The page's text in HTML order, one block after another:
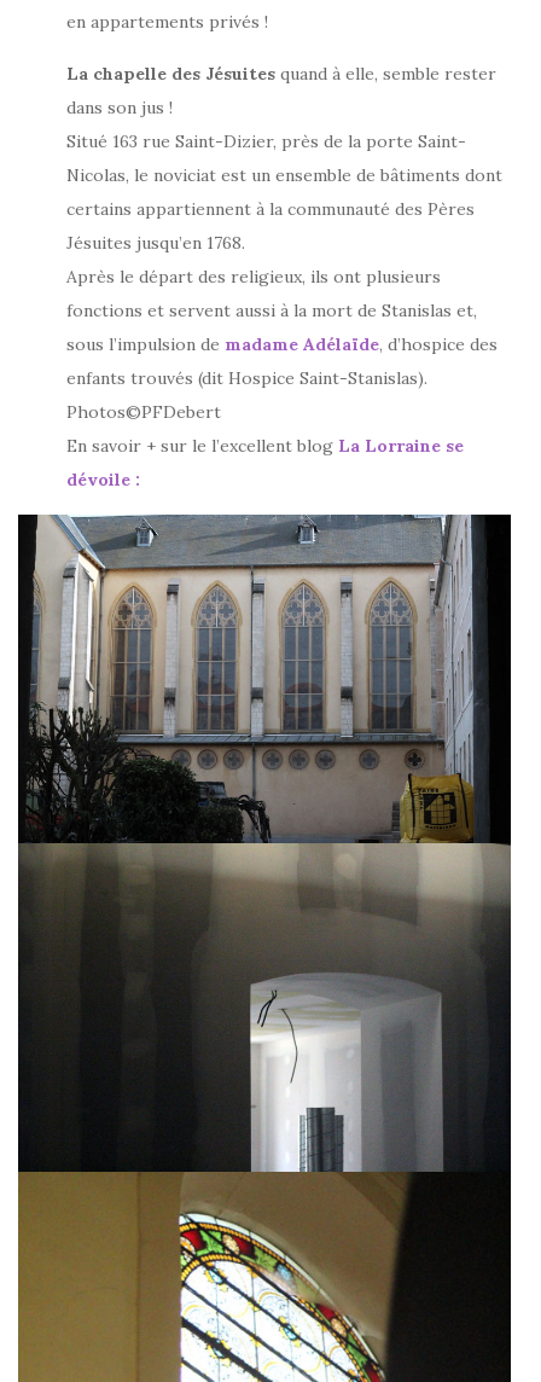
en appartements privés !
La chapelle des Jésuites quand à elle, semble rester
dans son jus !
Situé 163 rue Saint-Dizier, près de la porte Saint-
Nicolas, le noviciat est un ensemble de bâtiments dont
certains appartiennent à la communauté des Pères
Jésuites jusqu’en 1768.
Après le départ des religieux, ils ont plusieurs
fonctions et servent aussi à la mort de Stanislas et,
sous l’impulsion de madame Adélaïde, d’hospice des
enfants trouvés (dit Hospice Saint-Stanislas).
Photos©PFDebert
En savoir + sur le l’excellent blog La Lorraine se
dévoile :